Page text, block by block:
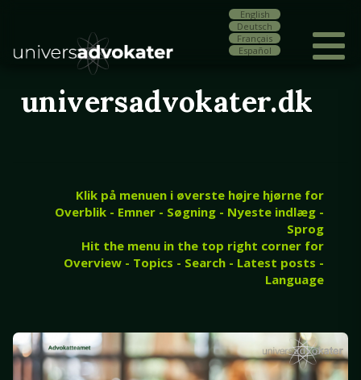
English
Deutsch
Français
Español
universadvokater.dk
Klik på menuen i øverste højre hjørne for
Overblik - Emner - Søgning - Nyeste indlæg -
Sprog
Hit the menu in the top right corner for
Overview - Topics - Search - Latest posts -
Language